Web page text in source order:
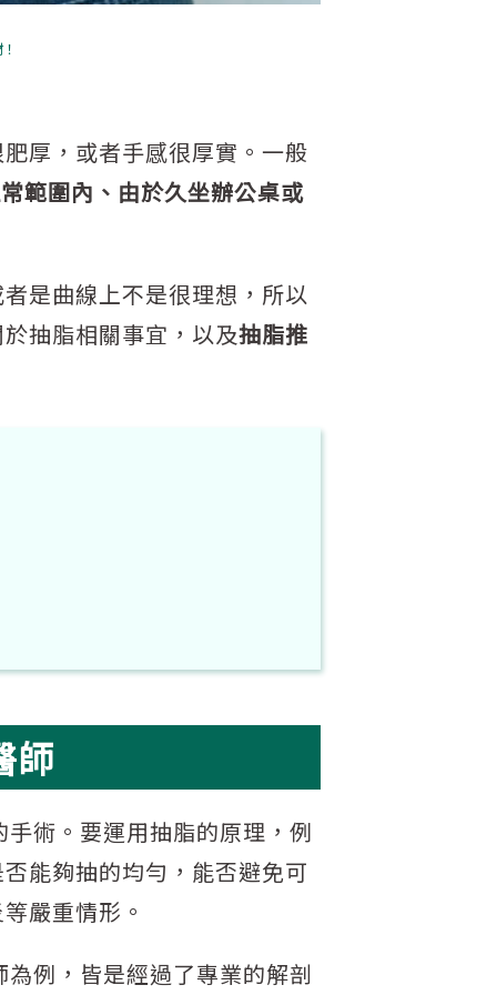
厚，或者手感很厚實。一般
範圍內、由於久坐辦公桌或
是曲線上不是很理想，所以
抽脂相關事宜，以及抽脂推
師
術。要運用抽脂的原理，例
能夠抽的均勻，能否避免可
嚴重情形。
為例，皆是經過了專業的解剖